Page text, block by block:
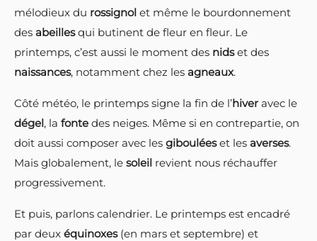
mélodieux du rossignol et même le bourdonnement
des abeillesqui butinent de fleur en fleur. Le
printemps, c’est aussi le moment des nidset des
naissances, notamment chez les agneaux.
Côté météo, le printemps signe la fin de l’hiver avec le
dégel, la fonte des neiges. Même si en contrepartie, on
doit aussi composer avec les gibouléeset les averses.
Mais globalement, le soleil revient nous réchauffer
progressivement.
Et puis, parlons calendrier. Le printemps est encadré
par deux équinoxes(en mars et septembre) et